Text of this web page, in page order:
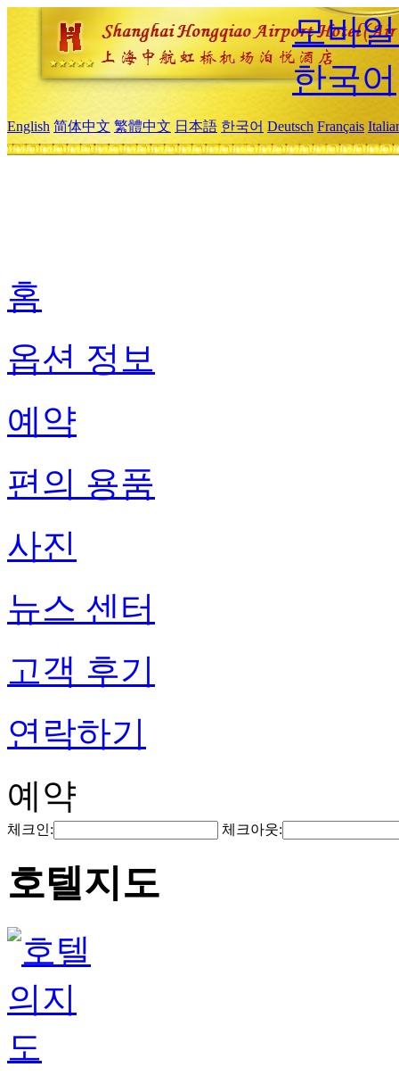
모바
한국어
English 简体中文 繁體中文 日本語 한국어 Deutsch Français
홈
옵션 정보
예약
편의 용품
사진
뉴스 센터
고객 후기
연락하기
예약
체크인: 체크아웃:
호텔지도